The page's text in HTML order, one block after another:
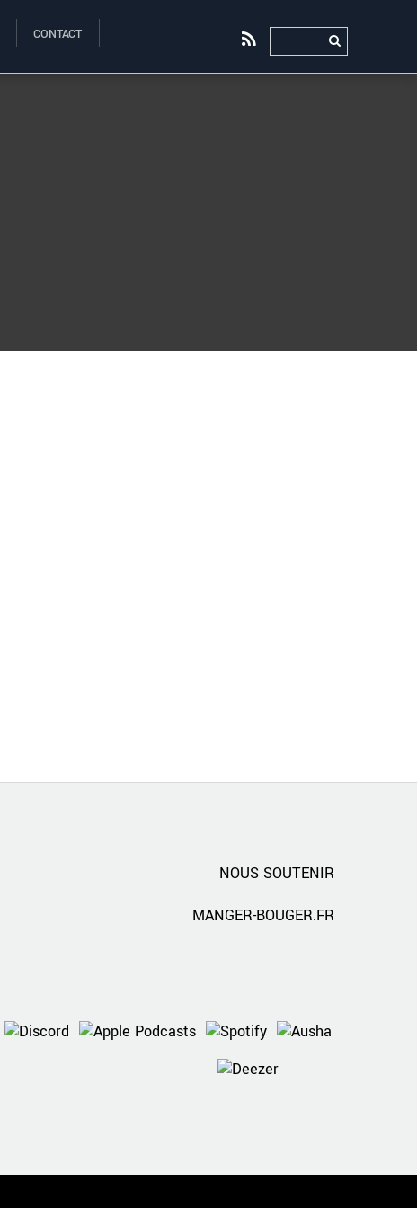
RSS
CONTACT
NOUS SOUTENIR
MANGER-BOUGER.FR